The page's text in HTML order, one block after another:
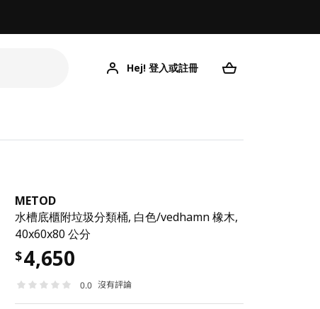
Hej! 登入或註冊
METOD
水槽底櫃附垃圾分類桶, 白色/vedhamn 橡木,
40x60x80 公分
$4,650
0.0 沒有評論